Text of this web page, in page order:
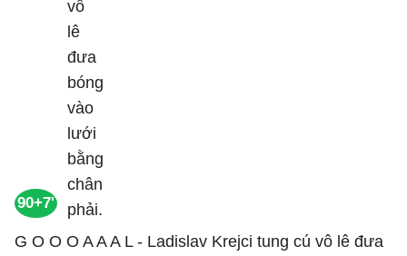
90+7'
G O O O A A A L - Ladislav Krejci tung cú vô lê đưa